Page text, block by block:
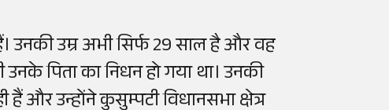
उनकी उम्र अभी सिर्फ 29 साल है और वह
पिता का निधन हो गया था। उनकी
और उन्होंने कुसुम्पटी विधानसभा क्षेत्र